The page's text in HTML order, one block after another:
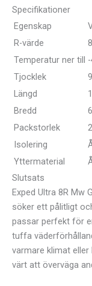
Specifikationer
Egenskap
R-värde
Temperatur ner till
Tjocklek
Längd
Bredd
Packstorlek
Isolering
Yttermaterial
Slutsats
Exped Ultra 8R Mw
söker ett pålitligt
passar perfekt för
tuffa
varmare klimat eller
värt att överväga